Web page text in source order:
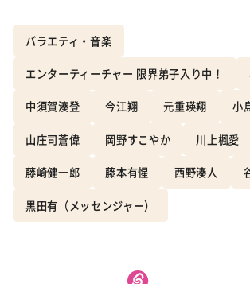
バラエティ・音楽
エンターティーチャー 限界弟子入り中！
中須賀湊登 今江翔 元重瑛翔 小
山庄司蒼偉 岡野すこやか 川上楓愛
藤崎健一郎 藤本有惺 西野湊人
黒田有（メッセンジャー）